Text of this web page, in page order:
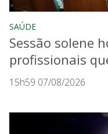
SAÚDE
Sessão solene
profissionais
15h59 07/08/2026